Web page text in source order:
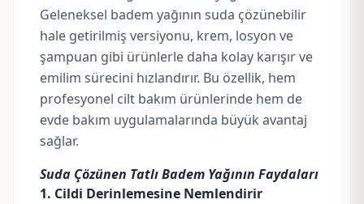
Geleneksel badem yağının suda çözünebilir
hale getirilmiş versiyonu, krem, losyon ve
şampuan gibi ürünlerle daha kolay karışır ve
emilim sürecini hızlandırır. Bu özellik, hem
profesyonel cilt bakım ürünlerinde hem de
evde bakım uygulamalarında büyük avantaj
sağlar.
Suda Çözünen Tatlı Badem Yağının Faydaları
1. Cildi Derinlemesine Nemlendirir